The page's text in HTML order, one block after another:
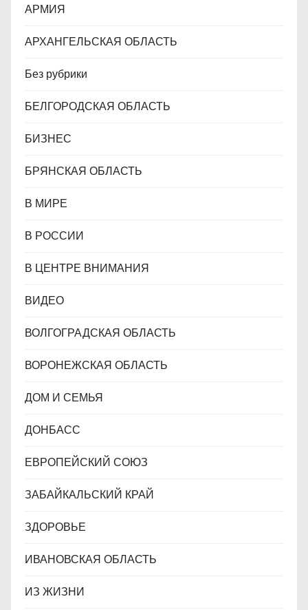
м
АРМИЯ
АРХАНГЕЛЬСКАЯ ОБЛАСТЬ
Без рубрики
БЕЛГОРОДСКАЯ ОБЛАСТЬ
БИЗНЕС
БРЯНСКАЯ ОБЛАСТЬ
В МИРЕ
В РОССИИ
В ЦЕНТРЕ ВНИМАНИЯ
ВИДЕО
ВОЛГОГРАДСКАЯ ОБЛАСТЬ
ВОРОНЕЖСКАЯ ОБЛАСТЬ
ДОМ И СЕМЬЯ
ДОНБАСС
ЕВРОПЕЙСКИЙ СОЮЗ
ЗАБАЙКАЛЬСКИЙ КРАЙ
ЗДОРОВЬЕ
ИВАНОВСКАЯ ОБЛАСТЬ
ИЗ ЖИЗНИ